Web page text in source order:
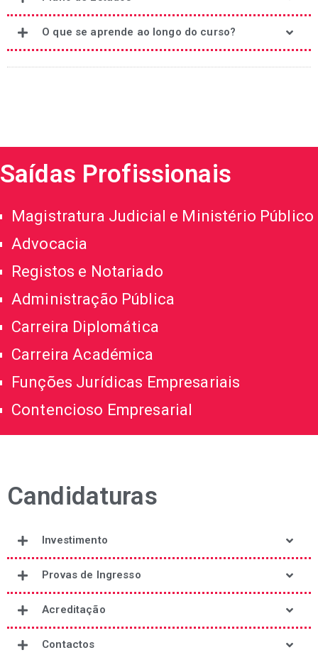
O que se aprende ao longo do curso?
Saídas Profissionais
Magistratura Judicial e Ministério Público
Advocacia
Registos e Notariado
Administração Pública
Carreira Diplomática
Carreira Académica
Funções Jurídicas Empresariais
Contencioso Empresarial
Candidaturas
Investimento
Provas de Ingresso
Acreditação
Contactos